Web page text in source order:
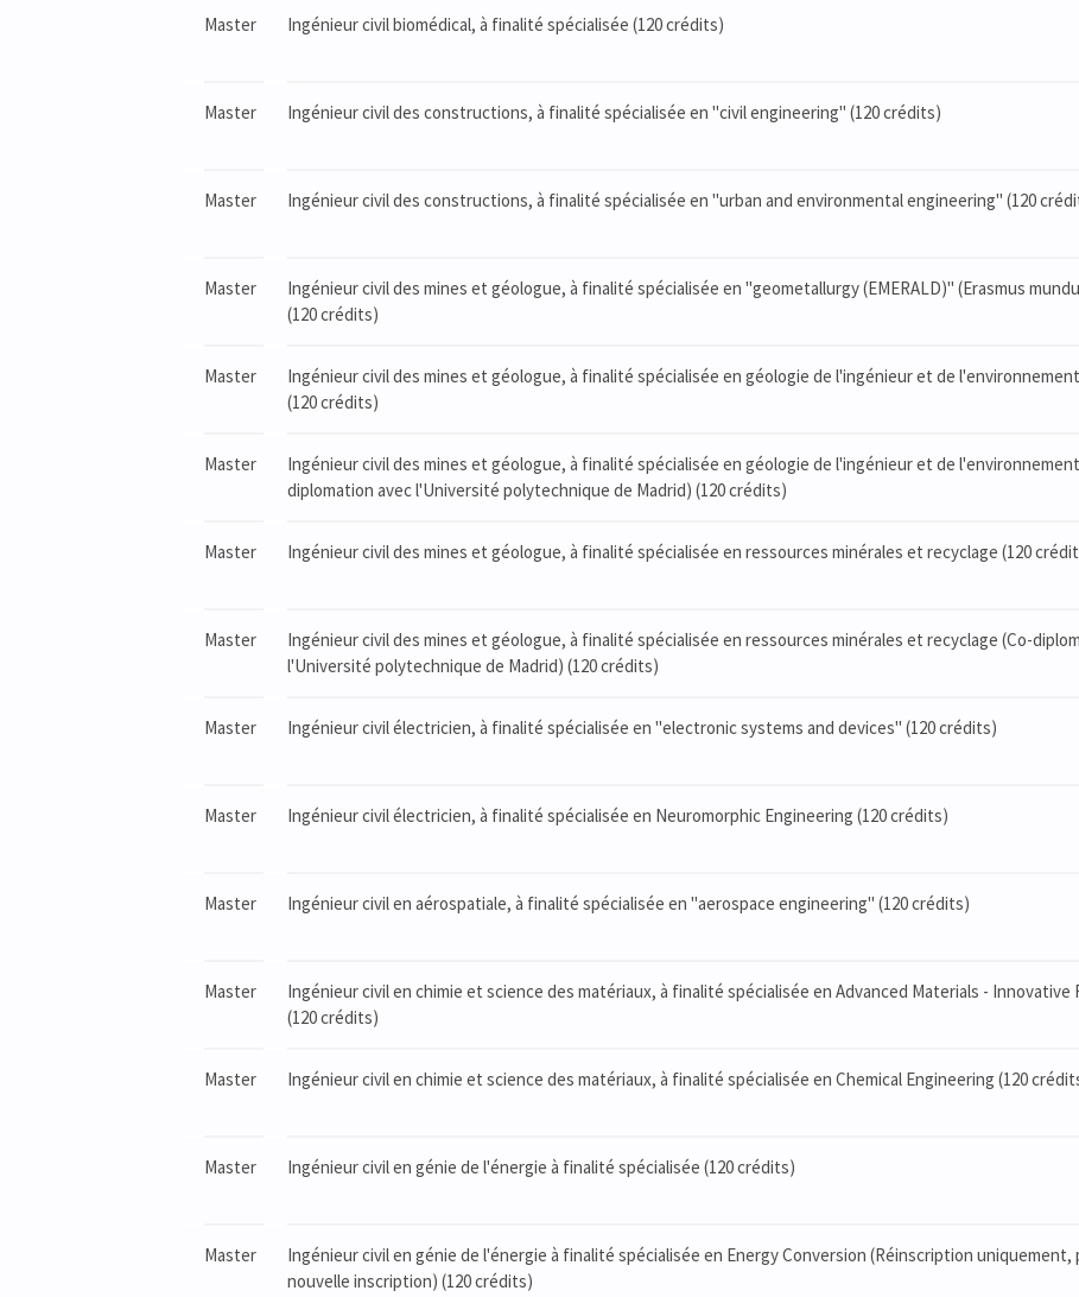
Master Ingénieur civil biomédical, à finalité spécialisée (120 crédits)
Master Ingénieur civil des constructions, à finalité spécialisée en "civil engineering" (120 crédits)
Master Ingénieur civil des constructions, à finalité spécialisée en "urban and environmental engineering" (120
Master
Ingénieur civil des mines et géologue, à finalité spécialisée en "geometallurgy (EMERALD)" (Erasmus
(120 crédits)
Master
Ingénieur civil des mines et géologue, à finalité spécialisée en géologie de l'ingénieur et de l'environnement
(120 crédits)
Master
Ingénieur civil des mines et géologue, à finalité spécialisée en géologie de l'ingénieur et de
diplomation avec l'Université polytechnique de Madrid) (120 crédits)
Master Ingénieur civil des mines et géologue, à finalité spécialisée en ressources minérales et recyclage (120
Master
Ingénieur civil des mines et géologue, à finalité spécialisée en ressources minérales et recyclage (Co-
l'Université polytechnique de Madrid) (120 crédits)
Master Ingénieur civil électricien, à finalité spécialisée en "electronic systems and devices" (120 crédits)
Master Ingénieur civil électricien, à finalité spécialisée en Neuromorphic Engineering (120 crédits)
Master Ingénieur civil en aérospatiale, à finalité spécialisée en "aerospace engineering" (120 crédits)
Master
Ingénieur civil en chimie et science des matériaux, à finalité spécialisée en Advanced Materials - Innovative
(120 crédits)
Master Ingénieur civil en chimie et science des matériaux, à finalité spécialisée en Chemical Engineering (120
Master Ingénieur civil en génie de l'énergie à finalité spécialisée (120 crédits)
Master
Ingénieur civil en génie de l'énergie à finalité spécialisée en Energy Conversion (Réinscription uniquement,
nouvelle inscription) (120 crédits)